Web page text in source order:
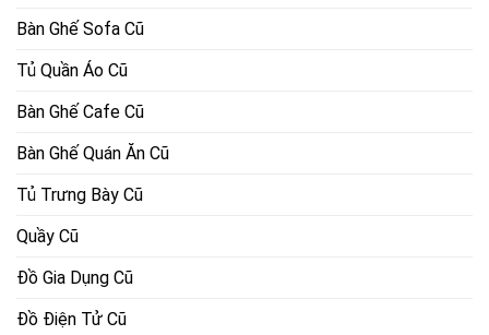
Bàn Ghế Sofa Cũ
Tủ Quần Áo Cũ
Bàn Ghế Cafe Cũ
Bàn Ghế Quán Ăn Cũ
Tủ Trưng Bày Cũ
Quầy Cũ
Đồ Gia Dụng Cũ
Đồ Điện Tử Cũ